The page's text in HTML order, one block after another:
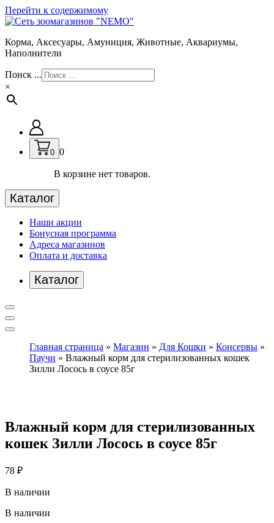
Перейти к содержимому
Корма, Аксесуары, Амуниция, Животные, Аквариумы,
Наполнители
Поиск ...
×
0 0
В корзине нет товаров.
Каталог
Наши акции
Бонусная программа
Адреса магазинов
Оплата и доставка
Каталог
Главная страница » Магазин » Для Кошки » Консервы »
Паучи » Влажный корм для стерилизованных кошек
Зилли Лосось в соусе 85г
Влажный корм для стерилизованных
кошек Зилли Лосось в соусе 85г
78 ₽
В наличии
В наличии